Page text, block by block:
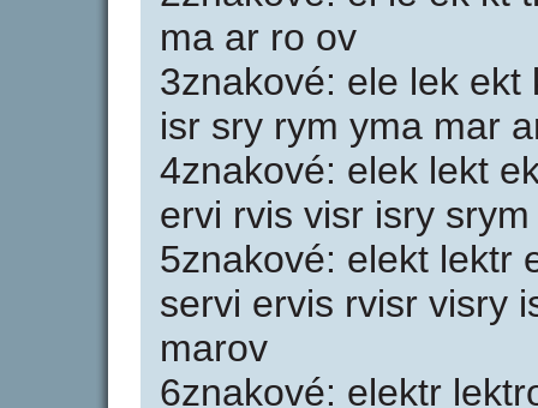
ma ar ro ov
3znakové: ele lek
isr sry rym yma mar
4znakové: elek lekt
ervi rvis visr isry
5znakové: elekt lektr
servi ervis rvisr visry
marov
6znakové: elektr